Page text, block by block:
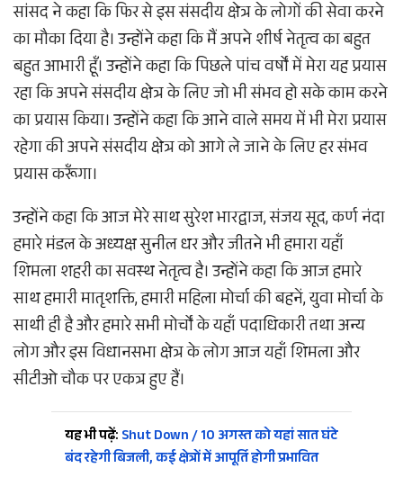
सांसद ने कहा कि फिर से इस संसदीय क्षेत्र के लोगों की सेवा करने
का मौका दिया है। उन्होंने कहा कि मैं अपने शीर्ष नेतृत्व का बहुत
बहुत आभारी हूँ। उन्होंने कहा कि पिछले पांच वर्षों में मेरा यह प्रयास
रहा कि अपने संसदीय क्षेत्र के लिए जो भी संभव हो सके काम करने
का प्रयास किया। उन्होंने कहा कि आने वाले समय में भी मेरा प्रयास
रहेगा की अपने संसदीय क्षेत्र को आगे ले जाने के लिए हर संभव
प्रयास करूँगा।
उन्होंने कहा कि आज मेरे साथ सुरेश भारद्वाज, संजय सूद, कर्ण नंदा
हमारे मंडल के अध्यक्ष सुनील धर और जीतने भी हमारा यहाँ
शिमला शहरी का सवस्थ नेतृत्व है। उन्होंने कहा कि आज हमारे
साथ हमारी मातृशक्ति, हमारी महिला मोर्चा की बहनें, युवा मोर्चा के
साथी ही है और हमारे सभी मोर्चों के यहाँ पदाधिकारी तथा अन्य
लोग और इस विधानसभा क्षेत्र के लोग आज यहाँ शिमला और
सीटीओ चौक पर एकत्र हुए हैं।
यह भी पढ़ें: Shut Down / 10 अगस्त को यहां सात घंटे
बंद रहेगी बिजली, कई क्षेत्रों में आपूर्ति होगी प्रभावित